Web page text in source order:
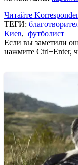
Читайте
ТЕГИ:
Киев, футболист
Если вы заметили
нажмите Ctrl+Enter,